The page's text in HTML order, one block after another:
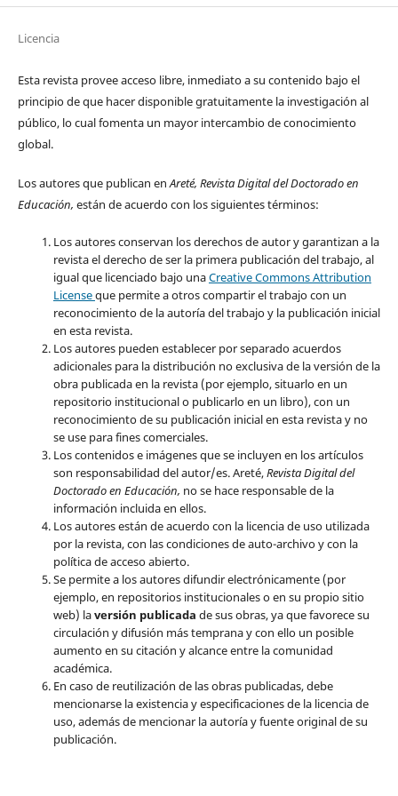
Licencia
Esta revista provee acceso libre, inmediato a su contenido bajo el
principio de que hacer disponible gratuitamente la investigación al
público, lo cual fomenta un mayor intercambio de conocimiento
global.
Los autores que publican enAreté, Revista Digital del Doctorado en
Educación, están de acuerdo con los siguientes términos:
Los autores conservan los derechos de autor y garantizan a la
revista el derecho de ser la primera publicación del trabajo, al
igual que licenciado bajo unaCreative Commons Attribution
Licenseque permite a otros compartir el trabajo con un
reconocimiento de la autoría del trabajo y la publicación inicial
en esta revista.
Los autores pueden establecer por separado acuerdos
adicionales para la distribución no exclusiva de la versión de la
obra publicada en la revista (por ejemplo, situarlo en un
repositorio institucional o publicarlo en un libro), con un
reconocimiento de su publicación inicial en esta revista y no
se use para fines comerciales.
Los contenidos e imágenes que se incluyen en los artículos
son responsabilidad del autor/es. Areté,Revista Digital del
Doctorado en Educación, no se hace responsable de la
información incluida en ellos.
Los autores están de acuerdo con la licencia de uso utilizada
por la revista, con las condiciones de auto-archivo y con la
política de acceso abierto.
Se permite a los autores difundir electrónicamente (por
ejemplo, en repositorios institucionales o en su propio sitio
web) laversión publicada de sus obras, ya que favorece su
circulación y difusión más temprana y con ello un posible
aumento en su citación y alcance entre la comunidad
académica.
En caso de reutilización de las obras publicadas, debe
mencionarse la existencia y especificaciones de la licencia de
uso, además de mencionar la autoría y fuente original de su
publicación.